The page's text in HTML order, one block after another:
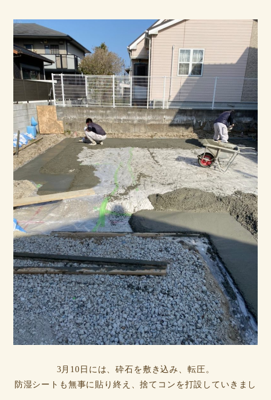
3月10日には、砕石を敷き込み、転圧。
防湿シートも無事に貼り終え、捨てコンを打設していきまし